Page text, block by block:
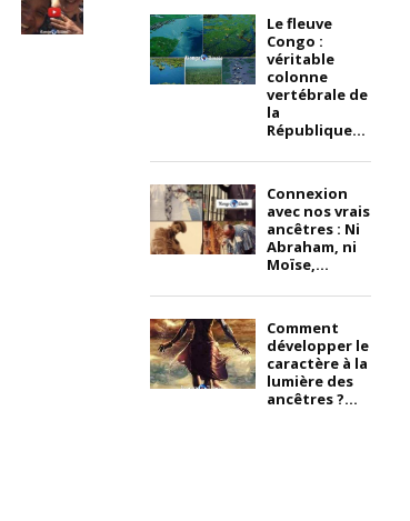
Le fleuve
Congo :
véritable
colonne
vertébrale de
la
République...
Connexion
avec nos vrais
ancêtres : Ni
Abraham, ni
Moïse,...
Comment
développer le
caractère à la
lumière des
ancêtres ?...